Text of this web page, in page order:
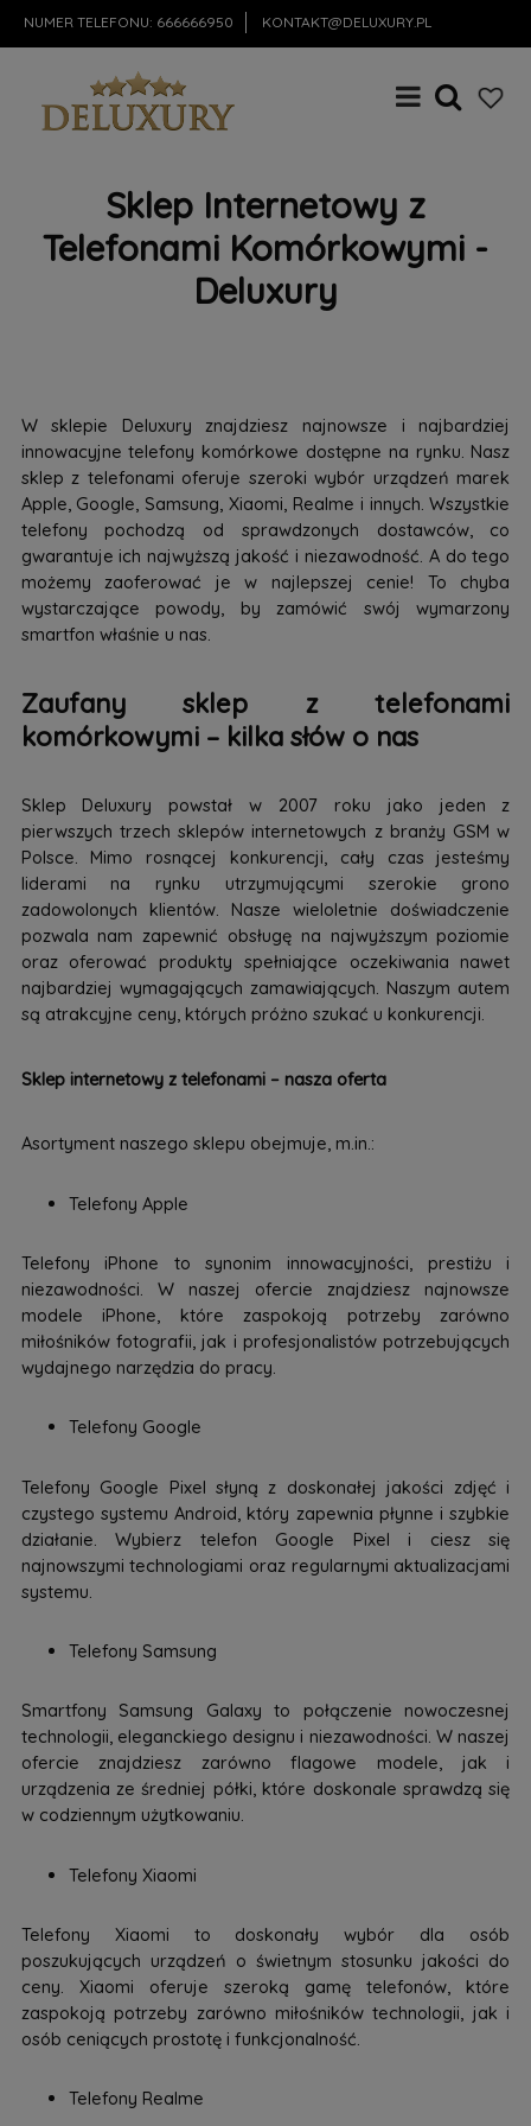
NUMER TELEFONU: 666666950 KONTAKT@DELUXURY.PL
Sklep Internetowy z
Telefonami Komórkowymi -
Deluxury
W sklepie Deluxury znajdziesz najnowsze i najbardziej
innowacyjne telefony komórkowe dostępne na rynku. Nasz
sklep z telefonami oferuje szeroki wybór urządzeń marek
Apple, Google, Samsung, Xiaomi, Realme i innych. Wszystkie
telefony pochodzą od sprawdzonych dostawców, co
gwarantuje ich najwyższą jakość i niezawodność. A do tego
możemy zaoferować je w najlepszej cenie! To chyba
wystarczające powody, by zamówić swój wymarzony
smartfon właśnie u nas.
Zaufany sklep z telefonami
komórkowymi – kilka słów o nas
Sklep Deluxury powstał w 2007 roku jako jeden z
pierwszych trzech sklepów internetowych z branży GSM w
Polsce. Mimo rosnącej konkurencji, cały czas jesteśmy
liderami na rynku utrzymującymi szerokie grono
zadowolonych klientów. Nasze wieloletnie doświadczenie
pozwala nam zapewnić obsługę na najwyższym poziomie
oraz oferować produkty spełniające oczekiwania nawet
najbardziej wymagających zamawiających. Naszym autem
są atrakcyjne ceny, których próżno szukać u konkurencji.
Sklep internetowy z telefonami – nasza oferta
Asortyment naszego sklepu obejmuje, m.in.:
Telefony Apple
Telefony iPhone to synonim innowacyjności, prestiżu i
niezawodności. W naszej ofercie znajdziesz najnowsze
modele iPhone, które zaspokoją potrzeby zarówno
miłośników fotografii, jak i profesjonalistów potrzebujących
wydajnego narzędzia do pracy.
Telefony Google
Telefony Google Pixel słyną z doskonałej jakości zdjęć i
czystego systemu Android, który zapewnia płynne i szybkie
działanie. Wybierz telefon Google Pixel i ciesz się
najnowszymi technologiami oraz regularnymi aktualizacjami
systemu.
Telefony Samsung
Smartfony Samsung Galaxy to połączenie nowoczesnej
technologii, eleganckiego designu i niezawodności. W naszej
ofercie znajdziesz zarówno flagowe modele, jak i
urządzenia ze średniej półki, które doskonale sprawdzą się
w codziennym użytkowaniu.
Telefony Xiaomi
Telefony Xiaomi to doskonały wybór dla osób
poszukujących urządzeń o świetnym stosunku jakości do
ceny. Xiaomi oferuje szeroką gamę telefonów, które
zaspokoją potrzeby zarówno miłośników technologii, jak i
osób ceniących prostotę i funkcjonalność.
Telefony Realme